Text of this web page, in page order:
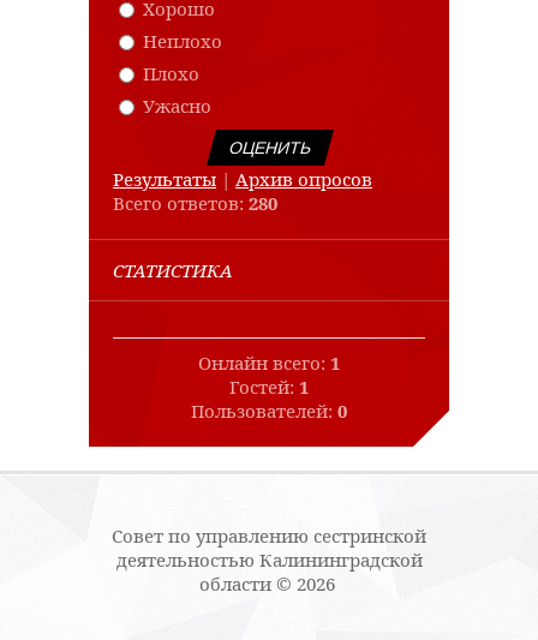
Хорошо
Неплохо
Плохо
Ужасно
Результаты | Архив опросов
Всего ответов: 280
СТАТИСТИКА
Онлайн всего: 1
Гостей: 1
Пользователей: 0
Совет по управлению сестринской
деятельностью Калининградской
области © 2026